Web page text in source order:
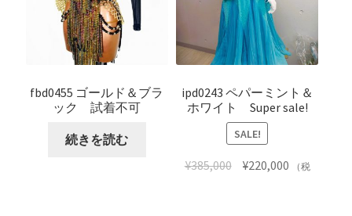
fbd0455 ゴールド＆ブラ
ック 試着不可
続きを読む
ipd0243 ペパーミント＆
ホワイト Super sale!
SALE!
¥385,000 ¥220,000
（税